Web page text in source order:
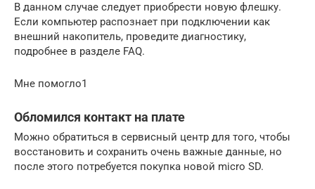
В данном случае следует приобрести новую флешку.
Если компьютер распознает при подключении как
внешний накопитель, проведите диагностику,
подробнее в разделе FAQ.
Мне помогло1
Обломился контакт на плате
Можно обратиться в сервисный центр для того, чтобы
восстановить и сохранить очень важные данные, но
после этого потребуется покупка новой micro SD.